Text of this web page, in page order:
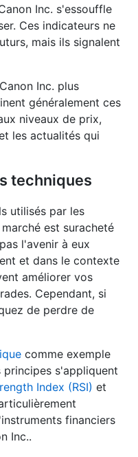
Inc. s'essouffle
Ces indicateurs ne
mais ils signalent
Inc. plus
généralement ces
niveaux de prix,
les actualités qui
techniques
utilisés par les
est suracheté
l'avenir à eux
et dans le contexte
améliorer vos
Cependant, si
de perdre de
comme exemple
principes s'appliquent
Index (RSI) et
financiers
Inc..